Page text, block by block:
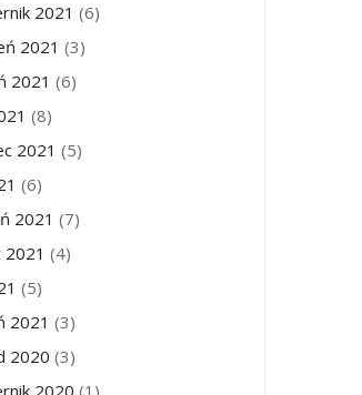
2021 (6)
2021 (3)
2021 (6)
(8)
2021 (5)
(6)
2021 (7)
(4)
(5)
2021 (3)
2020 (3)
2020 (1)